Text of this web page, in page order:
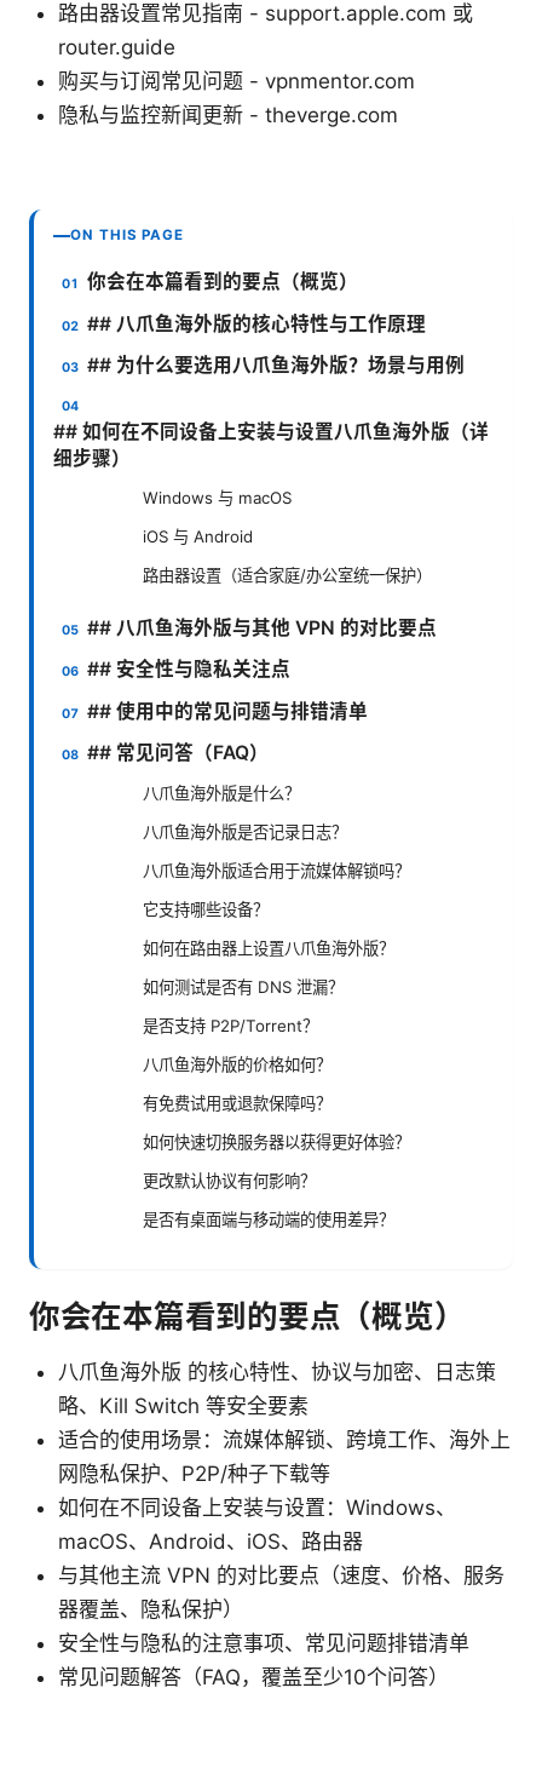
路由器设置常见指南 - support.apple.com 或
router.guide
购买与订阅常见问题 - vpnmentor.com
隐私与监控新闻更新 - theverge.com
ON THIS PAGE
你会在本篇看到的要点（概览）
## 八爪鱼海外版的核心特性与工作原理
## 为什么要选用八爪鱼海外版？场景与用例
## 如何在不同设备上安装与设置八爪鱼海外版（详
细步骤）
Windows 与 macOS
iOS 与 Android
路由器设置（适合家庭/办公室统一保护）
## 八爪鱼海外版与其他 VPN 的对比要点
## 安全性与隐私关注点
## 使用中的常见问题与排错清单
## 常见问答（FAQ）
八爪鱼海外版是什么？
八爪鱼海外版是否记录日志？
八爪鱼海外版适合用于流媒体解锁吗？
它支持哪些设备？
如何在路由器上设置八爪鱼海外版？
如何测试是否有 DNS 泄漏？
是否支持 P2P/Torrent？
八爪鱼海外版的价格如何？
有免费试用或退款保障吗？
如何快速切换服务器以获得更好体验？
更改默认协议有何影响？
是否有桌面端与移动端的使用差异？
你会在本篇看到的要点（概览）
八爪鱼海外版 的核心特性、协议与加密、日志策
略、Kill Switch 等安全要素
适合的使用场景：流媒体解锁、跨境工作、海外上
网隐私保护、P2P/种子下载等
如何在不同设备上安装与设置：Windows、
macOS、Android、iOS、路由器
与其他主流 VPN 的对比要点（速度、价格、服务
器覆盖、隐私保护）
安全性与隐私的注意事项、常见问题排错清单
常见问题解答（FAQ，覆盖至少10个问答）